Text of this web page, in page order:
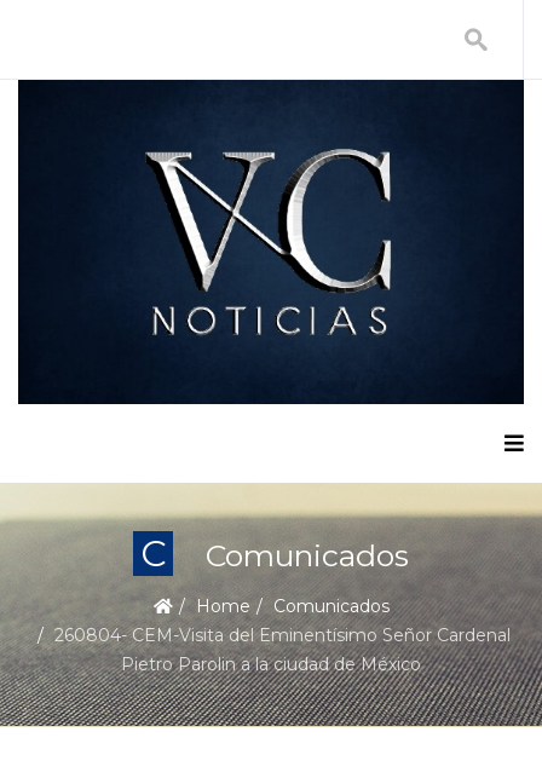
C Comunicados
Home
Comunicados
260804- CEM-Visita del Eminentísimo Señor Cardenal
Pietro Parolin a la ciudad de México